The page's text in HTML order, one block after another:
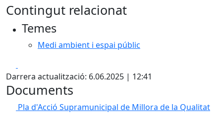
Contingut relacionat
Temes
Medi ambient i espai públic
Darrera actualització: 6.06.2025 | 12:41
Documents
Pla d'Acció Supramunicipal de Millora de la Qualitat